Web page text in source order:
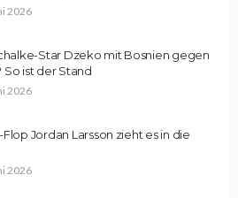
2026
Star Dzeko mit Bosnien gegen
So ist der Stand
2026
Jordan Larsson zieht es in die
2026